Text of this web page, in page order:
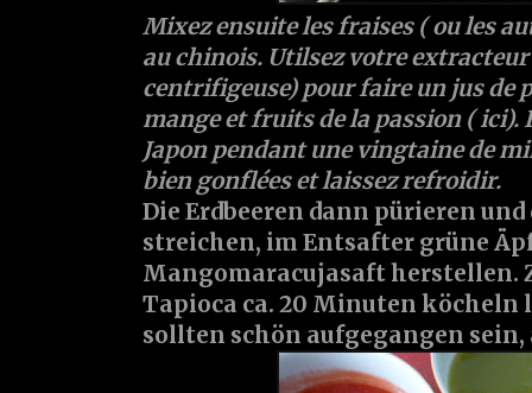
Mixez ensuite les fraises ( ou les
au chinois. Utilsez votre extracteur
centrifigeuse) pour faire un jus de
mange et fruits de la passion ( ici).
Japon pendant une vingtaine de
bien gonflées et laissez refroidir.
Die Erdbeeren dann pürieren und
streichen, im Entsafter grüne
Mangomaracujasaft herstellen.
Tapioca ca. 20 Minuten köcheln
sollten schön aufgegangen